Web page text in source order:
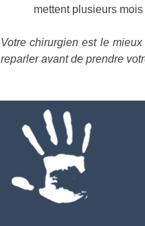
mettent plusieurs
Votre chirurgien est le
reparler avant de prendre